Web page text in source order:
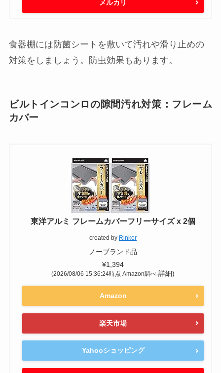
メルカリ
食器棚には防菌シートを敷いて汚れや滑り止めの
対策をしましょう。防虫効果もあります。
ビルトインコンロの隙間汚れ対策：フレーム
カバー
東洋アルミ フレームカバーフリーサイズ x 2個
created by Rinker
ノーブランド品
¥1,394
(2026/08/06 15:36:24時点 Amazon調べ-詳細)
Amazon
楽天市場
Yahooショッピング